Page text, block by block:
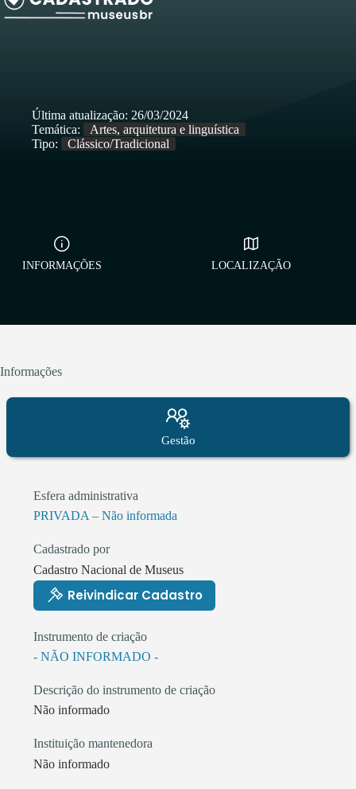
Última atualização: 26/03/2024
Temática:
Artes, arquitetura e linguística
Tipo:
Clássico/Tradicional
INFORMAÇÕES LOCALIZAÇÃO
Informações
Gestão
Esfera administrativa
PRIVADA – Não informada
Cadastrado por
Cadastro Nacional de Museus
Reivindicar Cadastro
Instrumento de criação
- NÃO INFORMADO -
Descrição do instrumento de criação
Não informado
Instituição mantenedora
Não informado